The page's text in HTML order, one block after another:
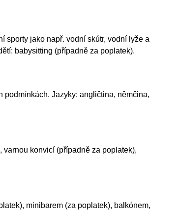
sporty jako např. vodní skútr, vodní lyže a
babysitting (případně za poplatek).
Jazyky: angličtina, němčina,
varnou konvicí (případně za poplatek),
minibarem (za poplatek), balkónem,